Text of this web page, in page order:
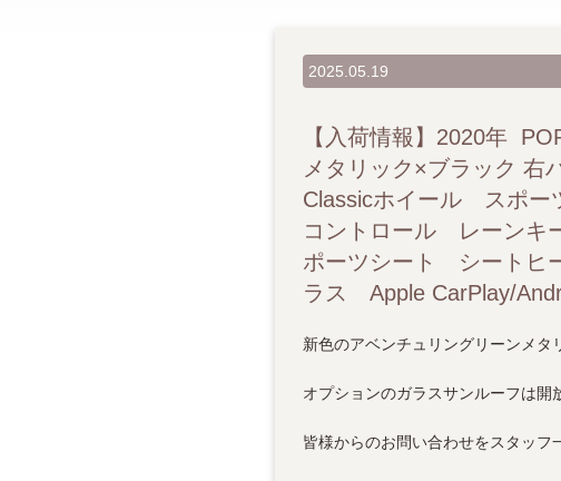
2025.05.19
【入荷情報】2020年
メタリック×ブラック 右
Classicホイール スポ
コントロール レーンキ
ポーツシート シートヒ
ラス Apple CarPlay/
新色のアベンチュリングリーンメタ
オプションのガラスサンルーフは開
皆様からのお問い合わせをスタッフ